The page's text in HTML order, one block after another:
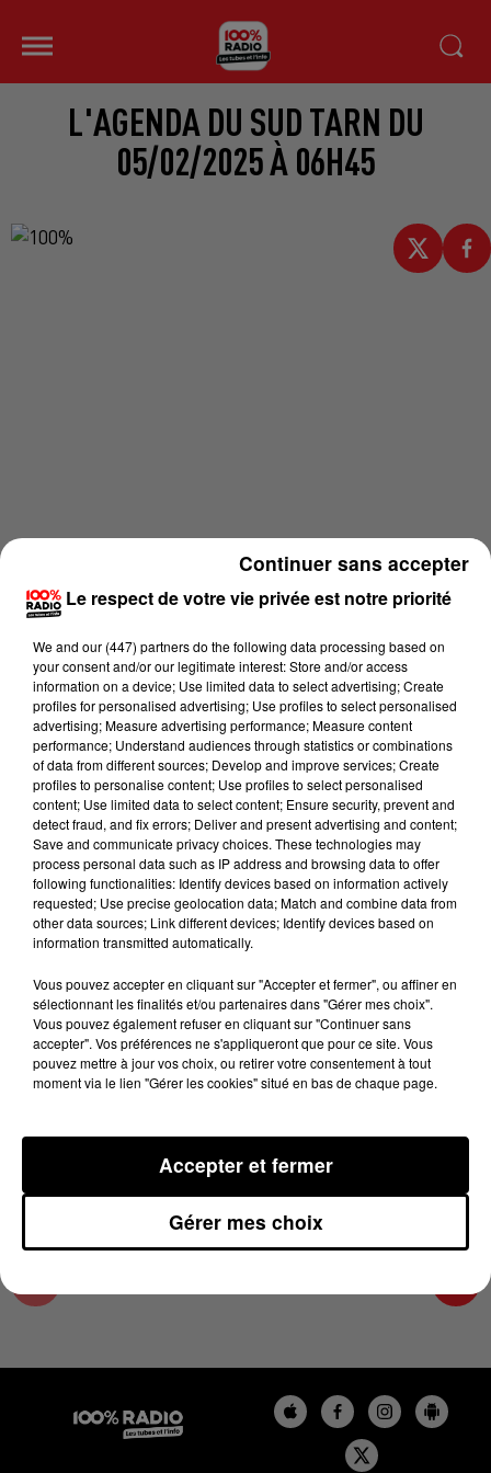
L'AGENDA DU SUD TARN DU
05/02/2025 À 06H45
Lecture (1 min 14 sec)
100%
100% Radio l'agenda du sud Tarn
5 février 2025 - 1 min 14 sec
L'AGENDA DU SUD TARN DU 05/02/2025 À
06H45
L'AGENDA DU SUD TARN
Le respect de votre vie privée est notre priorité
We and our (447) partnersdo the following data processing based on
your consent and/or our legitimate interest: Store and/or access
information on a device; Use limited data to select advertising; Create
profiles for personalised advertising; Use profiles to select personalised
advertising; Measure advertising performance; Measure content
performance; Understand audiences through statistics or combinations
of data from different sources; Develop and improve services; Create
profiles to personalise content; Use profiles to select personalised
content; Use limited data to select content; Ensure security, prevent and
detect fraud, and fix errors; Deliver and present advertising and content;
Save and communicate privacy choices. These technologies may
process personal data such as IP address and browsing data to offer
following functionalities: Identify devices based on information actively
requested; Use precise geolocation data; Match and combine data from
other data sources; Link different devices; Identify devices based on
information transmitted automatically.
Vous pouvez accepter en cliquant sur "Accepter et fermer", ou affiner en
sélectionnant les finalités et/ou partenaires dans "Gérer mes choix".
Vous pouvez également refuser en cliquant sur "Continuer sans
accepter". Vos préférences ne s'appliqueront que pour ce site. Vous
pouvez mettre à jour vos choix, ou retirer votre consentement à tout
moment via le lien "Gérer les cookies" situé en bas de chaque page.
Gérer mes choix
Accepter et fermer
Continuer sans accepter